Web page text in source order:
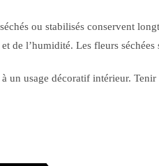
ou stabilisés conservent
de l’humidité. Les fleurs
à un usage décoratif intérieur.